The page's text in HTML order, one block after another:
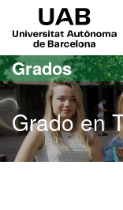
Acceso al contenido
Acceso a la navegación
Grados
Grado en